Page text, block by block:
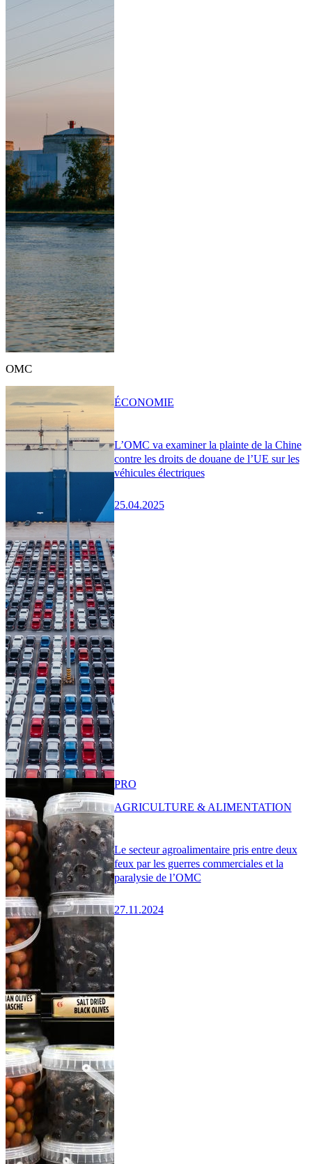
OMC
L’OMC va examiner la plainte de la Chine
contre les droits de douane de l’UE sur les
véhicules électriques
25.04.2025
ÉCONOMIE
Le secteur agroalimentaire pris entre deux
feux par les guerres commerciales et la
paralysie de l’OMC
27.11.2024
PRO
AGRICULTURE & ALIMENTATION